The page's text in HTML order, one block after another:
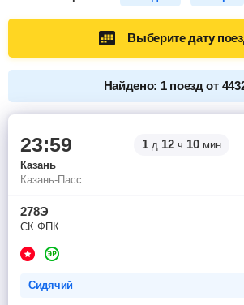
Выберите дату
Найдено: 1 поезд от
23:59 1 д 12 ч 10 мин
Казань
Казань-Пасс.
278Э
СК ФПК
Сидячий